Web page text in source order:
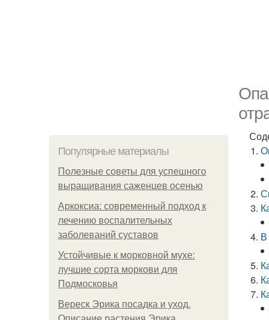
Популярные материалы
Полезные советы для успешного
выращивания саженцев осенью
Аркоксиа: современный подход к
лечению воспалительных
заболеваний суставов
Устойчивые к морковной мухе:
лучшие сорта моркови для
Подмосковья
Вереск Эрика посадка и уход.
В